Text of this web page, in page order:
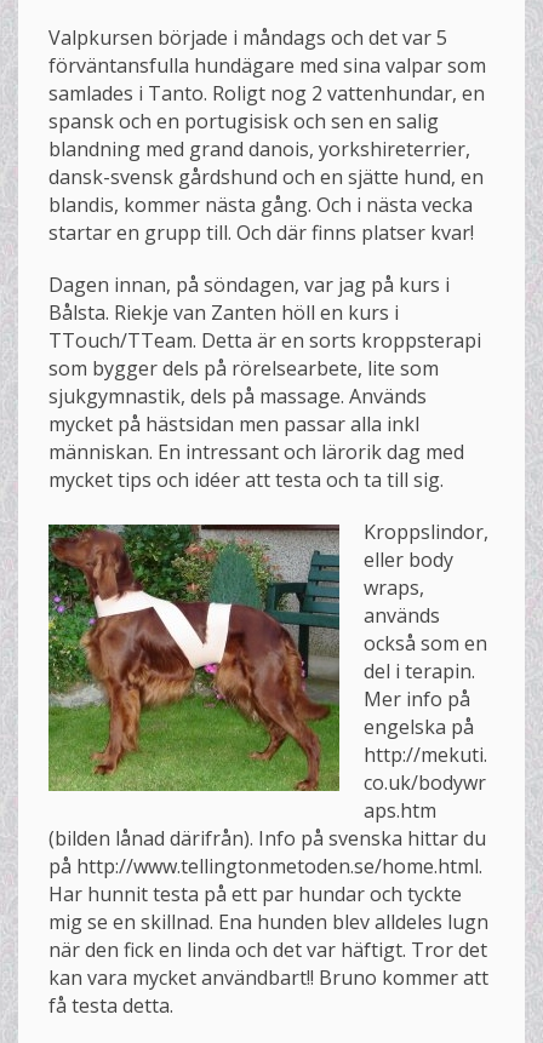
Valpkursen började i måndags och det var 5
förväntansfulla hundägare med sina valpar som
samlades i Tanto. Roligt nog 2 vattenhundar, en
spansk och en portugisisk och sen en salig
blandning med grand danois, yorkshireterrier,
dansk-svensk gårdshund och en sjätte hund, en
blandis, kommer nästa gång. Och i nästa vecka
startar en grupp till. Och där finns platser kvar!
Dagen innan, på söndagen, var jag på kurs i
Bålsta. Riekje van Zanten höll en kurs i
TTouch/TTeam. Detta är en sorts kroppsterapi
som bygger dels på rörelsearbete, lite som
sjukgymnastik, dels på massage. Används
mycket på hästsidan men passar alla inkl
människan. En intressant och lärorik dag med
mycket tips och idéer att testa och ta till sig.
Kroppslindor,
eller body
wraps,
används
också som en
del i terapin.
Mer info på
engelska på
http://mekuti.
co.uk/bodywr
aps.htm
(bilden lånad därifrån). Info på svenska hittar du
på http://www.tellingtonmetoden.se/home.html.
Har hunnit testa på ett par hundar och tyckte
mig se en skillnad. Ena hunden blev alldeles lugn
när den fick en linda och det var häftigt. Tror det
kan vara mycket användbart!! Bruno kommer att
få testa detta.